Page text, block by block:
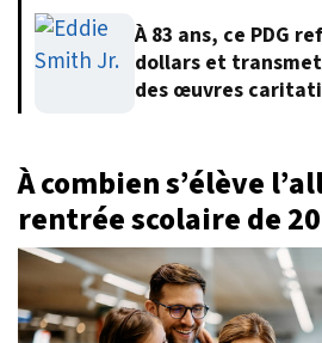
À 83 ans, ce PDG
dollars et
des œuvres
À combien s’élève
rentrée scolaire de